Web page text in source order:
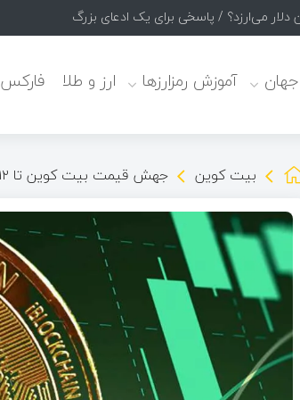
جهان آموزش رمزارزها ارز و طلا فارکس
بیت کوین جهش قیمت بیت‌ کوین تا ۱۱۲ هزار دلار هم‌زمان با رکوردشکنی بورس آمریکا